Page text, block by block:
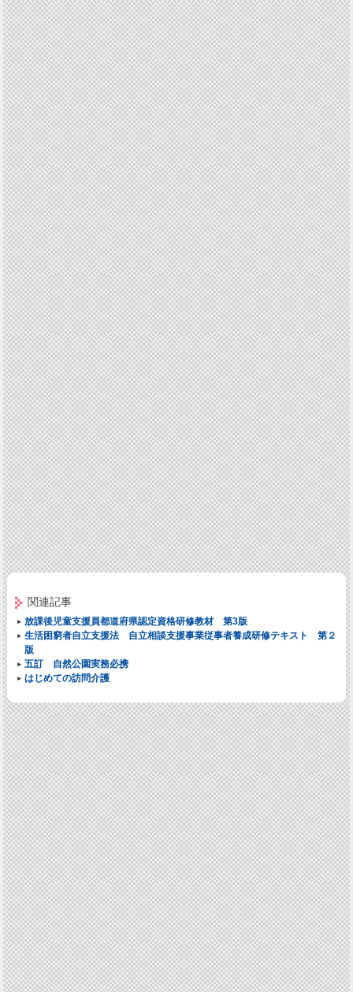
関連記事
放課後児童支援員都道府県認定資格研修教材 第3版
生活困窮者自立支援法 自立相談支援事業従事者養成研修テキスト 第２
版
五訂 自然公園実務必携
はじめての訪問介護